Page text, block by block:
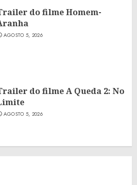
do filme Homem-
AGOSTO 5, 2026
do filme A Queda 2: No
AGOSTO 5, 2026